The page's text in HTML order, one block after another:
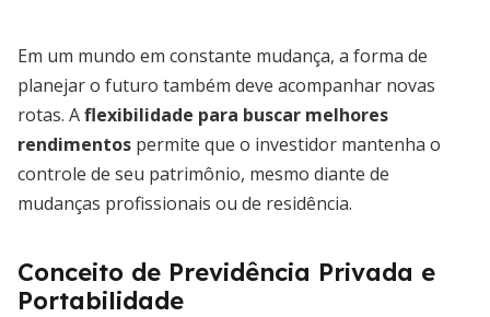
Em um mundo em constante mudança, a forma de
planejar o futuro também deve acompanhar novas
rotas. Aflexibilidade para buscar melhores
rendimentos permite que o investidor mantenha o
controle de seu patrimônio, mesmo diante de
mudanças profissionais ou de residência.
Conceito de Previdência Privada e
Portabilidade